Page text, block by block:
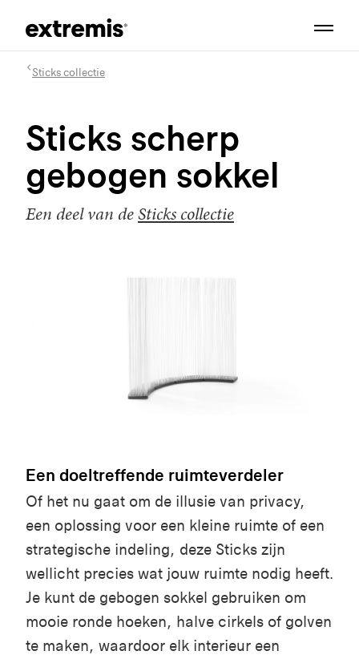
Sticks collectie
Sticks scherp
gebogen sokkel
Een deel van deSticks collectie
Een doeltreffende ruimteverdeler
Of het nu gaat om de illusie van privacy,
een oplossing voor een kleine ruimte of een
strategische indeling, deze Sticks zijn
wellicht precies wat jouw ruimte nodig heeft.
Je kunt de gebogen sokkel gebruiken om
mooie ronde hoeken, halve cirkels of golven
te maken, waardoor elk interieur een